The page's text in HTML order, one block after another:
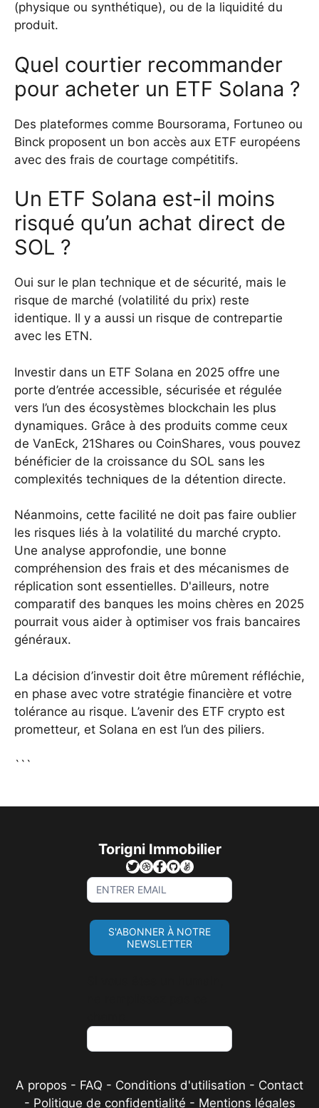
(physique ou synthétique), ou de la liquidité du
produit.
Quel courtier recommander
pour acheter un ETF Solana ?
Des plateformes comme Boursorama, Fortuneo ou
Binck proposent un bon accès aux ETF européens
avec des frais de courtage compétitifs.
Un ETF Solana est-il moins
risqué qu’un achat direct de
SOL ?
Oui sur le plan technique et de sécurité, mais le
risque de marché (volatilité du prix) reste
identique. Il y a aussi un risque de contrepartie
avec les ETN.
Investir dans un ETF Solana en 2025 offre une
porte d’entrée accessible, sécurisée et régulée
vers l’un des écosystèmes blockchain les plus
dynamiques. Grâce à des produits comme ceux
de VanEck, 21Shares ou CoinShares, vous pouvez
bénéficier de la croissance du SOL sans les
complexités techniques de la détention directe.
Néanmoins, cette facilité ne doit pas faire oublier
les risques liés à la volatilité du marché crypto.
Une analyse approfondie, une bonne
compréhension des frais et des mécanismes de
réplication sont essentielles. D'ailleurs, notre
comparatif des banques les moins chères en 2025
pourrait vous aider à optimiser vos frais bancaires
généraux.
La décision d’investir doit être mûrement réfléchie,
en phase avec votre stratégie financière et votre
tolérance au risque. L’avenir des ETF crypto est
prometteur, et Solana en est l’un des piliers.
```
Torigni Immobilier
Sign
Up
For
Newsletter
S'ABONNER À NOTRE
NEWSLETTER
A propos - FAQ - Conditions d'utilisation - Contact
- Politique de confidentialité - Mentions légales